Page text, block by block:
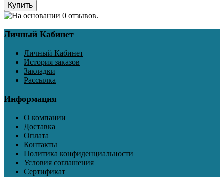
Личный Кабинет
Личный Кабинет
История заказов
Закладки
Рассылка
Информация
О компании
Доставка
Оплата
Контакты
Политика конфиденциальности
Условия соглашения
Сертификат